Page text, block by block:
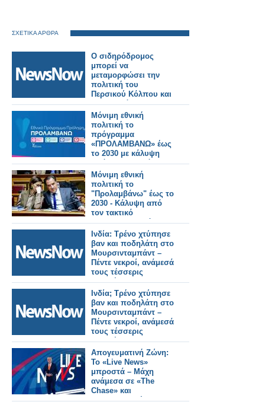
ΣΧΕΤΙΚΑ ΑΡΘΡΑ
Ο σιδηρόδρομος
μπορεί να
μεταμορφώσει την
πολιτική του
Περσικού Κόλπου και
την παγκόσμια
ασφάλεια.
Μόνιμη εθνική
πολιτική το
πρόγραμμα
«ΠΡΟΛΑΜΒΑΝΩ» έως
το 2030 με κάλυψη
από τον Τακτικό
Προϋπολογισμό
Μόνιμη εθνική
πολιτική το
"Προλαμβάνω" έως το
2030 - Κάλυψη από
τον τακτικό
προϋπολογισμό
Ινδία: Τρένο χτύπησε
βαν και ποδηλάτη στο
Μουρσινταμπάντ –
Πέντε νεκροί, ανάμεσά
τους τέσσερις
μαθητές.
Ινδία; Τρένο χτύπησε
βαν και ποδηλάτη στο
Μουρσινταμπάντ –
Πέντε νεκροί, ανάμεσά
τους τέσσερις
μαθητές.
Απογευματινή Ζώνη:
Το «Live News»
μπροστά – Μάχη
ανάμεσα σε «The
Chase» και
«Οικογενειακές